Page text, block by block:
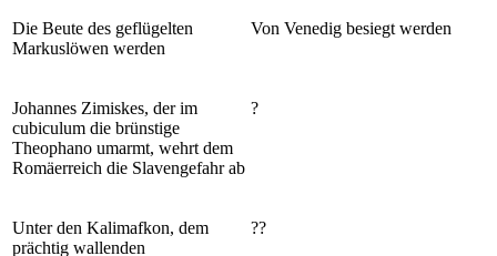
Die Beute des geflügelten
Markuslöwen werden
Von Venedig besiegt werden
Johannes Zimiskes, der im
cubiculum die brünstige
Theophano umarmt, wehrt dem
Romäerreich die Slavengefahr ab
?
Unter den Kalimafkon, dem
prächtig wallenden
??